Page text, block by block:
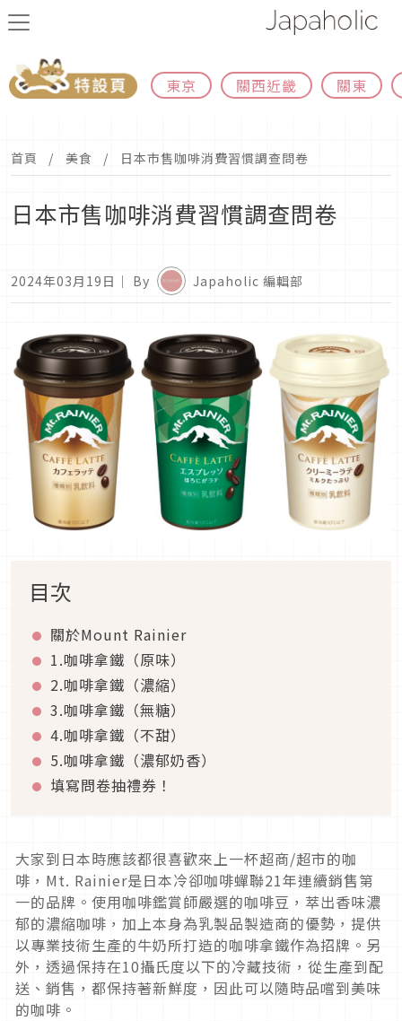
東京 關西近畿 關東
首頁 美食 日本市售咖啡消費習慣調查問卷
日本市售咖啡消費習慣調查問卷
2024年03月19日 ｜ By Japaholic 編輯部
目次
關於Mount Rainier
1.咖啡拿鐵（原味）
2.咖啡拿鐵（濃縮）
3.咖啡拿鐵（無糖）
4.咖啡拿鐵（不甜）
5.咖啡拿鐵（濃郁奶香）
填寫問卷抽禮券！
大家到日本時應該都很喜歡來上一杯超商/超市的咖
啡，Mt. Rainier是日本冷卻咖啡蟬聯21年連續銷售第
一的品牌。使用咖啡鑑賞師嚴選的咖啡豆，萃出香味濃
郁的濃縮咖啡，加上本身為乳製品製造商的優勢，提供
以專業技術生產的牛奶所打造的咖啡拿鐵作為招牌。另
外，透過保持在10攝氏度以下的冷藏技術，從生產到配
送、銷售，都保持著新鮮度，因此可以隨時品嚐到美味
的咖啡。